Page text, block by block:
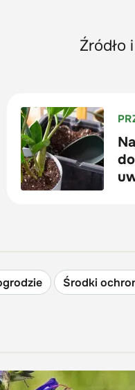
Źródło
Środki